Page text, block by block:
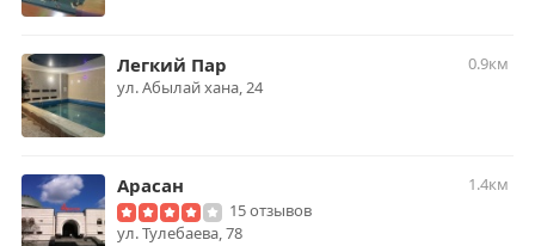
Легкий Пар
0.9км
ул. Абылай хана, 24​
Арасан
1.4км
15 отзывов
ул. Тулебаева, 78